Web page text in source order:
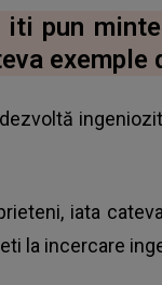
pun
exemple
iata
la incercare